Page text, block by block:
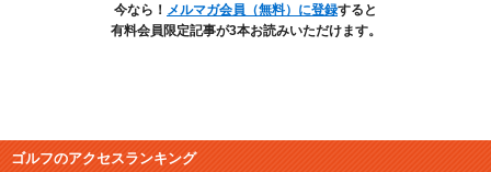
今なら！ メルマガ会員（無料）に登録すると
有料会員限定記事が3本お読みいただけます。
ゴルフのアクセスランキング